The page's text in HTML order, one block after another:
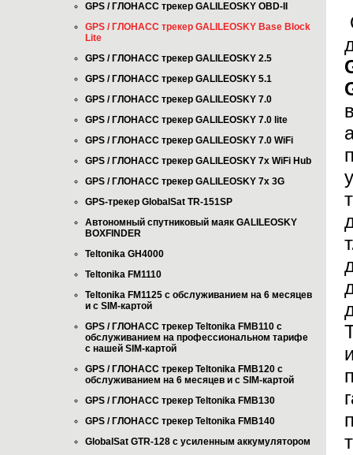
GPS / ГЛОНАСС трекер GALILEOSKY OBD-II
GPS / ГЛОНАСС трекер GALILEOSKY Base Block
Lite
GPS / ГЛОНАСС трекер GALILEOSKY 2.5
GPS / ГЛОНАСС трекер GALILEOSKY 5.1
GPS / ГЛОНАСС трекер GALILEOSKY 7.0
GPS / ГЛОНАСС трекер GALILEOSKY 7.0 lite
GPS / ГЛОНАСС трекер GALILEOSKY 7.0 WiFi
GPS / ГЛОНАСС трекер GALILEOSKY 7x WiFi Hub
GPS / ГЛОНАСС трекер GALILEOSKY 7x 3G
GPS-трекер GlobalSat TR-151SP
Автономный спутниковый маяк GALILEOSKY
BOXFINDER
Teltonika GH4000
Teltonika FM1110
Teltonika FM1125 с обслуживанием на 6 месяцев
и с SIM-картой
GPS / ГЛОНАСС трекер Teltonika FMB110 с
обслуживанием на профессиональном тарифе
с нашей SIM-картой
GPS / ГЛОНАСС трекер Teltonika FMB120 с
обслуживанием на 6 месяцев и с SIM-картой
GPS / ГЛОНАСС трекер Teltonika FMB130
GPS / ГЛОНАСС трекер Teltonika FMB140
GlobalSat GTR-128 с усиленным аккумулятором